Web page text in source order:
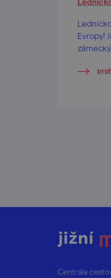
Evropy!
Centrála